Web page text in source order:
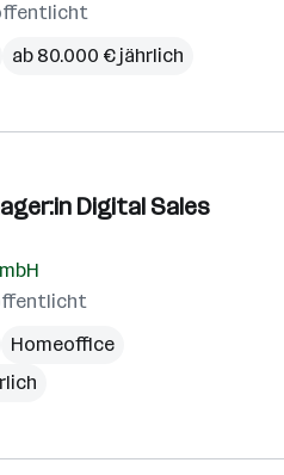
ab 80.000 € jährlich
Digital Sales
Homeoffice